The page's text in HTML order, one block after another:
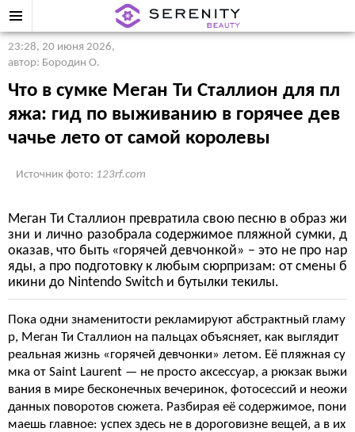
23:28, 20 июня 2026,
автор: Бородин О.
Что в сумке Меган Ти Сталлион для пл
яжа: гид по выживанию в горячее дев
чачье лето от самой королевы
Источник фото: 123rf.com
Меган Ти Сталлион превратила свою песню в образ жи
зни и лично разобрала содержимое пляжной сумки, д
оказав, что быть «горячей девчонкой» – это не про нар
яды, а про подготовку к любым сюрпризам: от смены б
икини до Nintendo Switch и бутылки текилы.
Пока одни знаменитости рекламируют абстрактный гламу
р, Меган Ти Сталлион на пальцах объясняет, как выглядит
реальная жизнь «горячей девчонки» летом. Её пляжная су
мка от Saint Laurent — не просто аксессуар, а рюкзак выжи
вания в мире бесконечных вечеринок, фотосессий и неожи
данных поворотов сюжета. Разбирая её содержимое, пони
маешь главное: успех здесь не в дороговизне вещей, а в их